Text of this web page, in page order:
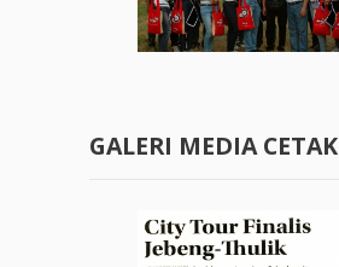
GALERI MEDIA CETAK